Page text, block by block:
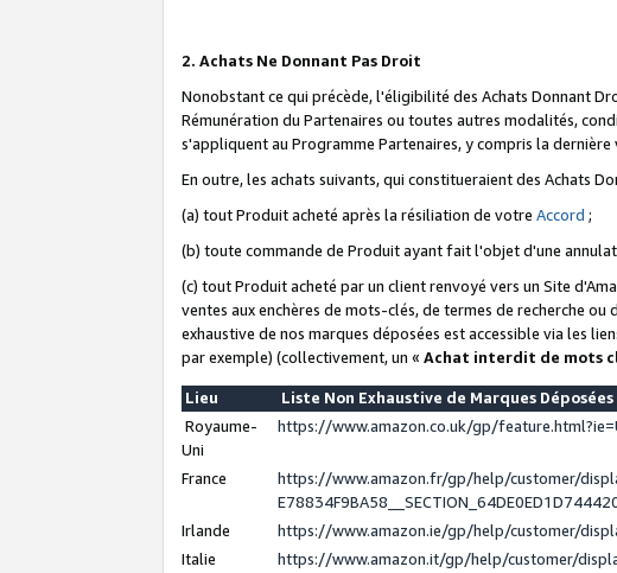
2. Achats Ne Donnant Pas Droit
Nonobstant ce qui précède, l'éligibilité des Achats Donnant
Rémunération du Partenaires ou toutes autres modalités,
s'appliquent au Programme Partenaires, y compris la dernière
En outre, les achats suivants, qui constitueraient des Achats
(a) tout Produit acheté après la résiliation de votre Accord ;
(b) toute commande de Produit ayant fait l'objet d'une
(c) tout Produit acheté par un client renvoyé vers un Site
ventes aux enchères de mots-clés, de termes de recherche
exhaustive de nos marques déposées est accessible via les
par exemple) (collectivement, un « Achat interdit de mots
Lieu
Liste Non Exhaustive de Marques Déposées
Royaume-
Uni
https://www.amazon.co.uk/gp/
France
https://www.amazon.fr/gp/help/customer/
Irlande
https://www.amazon.ie/gp/help/customer/
Italie
https://www.amazon.it/gp/help/customer/